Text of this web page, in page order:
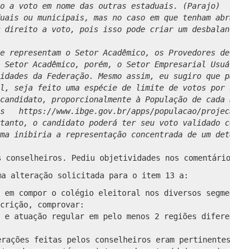
voto em nome das outras estaduais. (Parajo)
ou municipais, mas no caso em que tenham
direito a voto, pois isso pode criar um
representam o Setor Acadêmico, os
Acadêmico, porém, o Setor Empresarial
da Federação. Mesmo assim, eu sugiro que
seja feito uma espécie de limite de votos por
proporcionalmente à População de
https://www.ibge.gov.br/apps/populacao/
o candidato poderá ter seu voto validado
inibiria a representação concentrada de um
conselheiros. Pediu objetividades nos
alteração solicitada para o item 13 a:
compor o colégio eleitoral nos diversos
comprovar:
atuação regular em pelo menos 2 regiões
feitas pelos conselheiros eram